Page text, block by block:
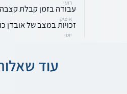
רועי
עבודה בזמן קבלת
איציק
זכויות במצב של אובדן
יוסי
עוד